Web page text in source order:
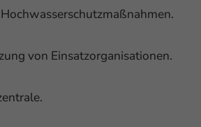
von Einsatzorganisationen.